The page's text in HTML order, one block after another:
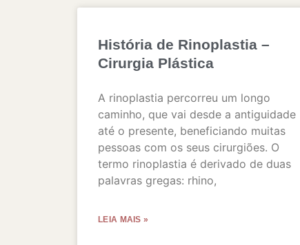
História de Rinoplastia –
Cirurgia Plástica
A rinoplastia percorreu um longo
caminho, que vai desde a antiguidade
até o presente, beneficiando muitas
pessoas com os seus cirurgiões. O
termo rinoplastia é derivado de duas
palavras gregas: rhino,
LEIA MAIS »